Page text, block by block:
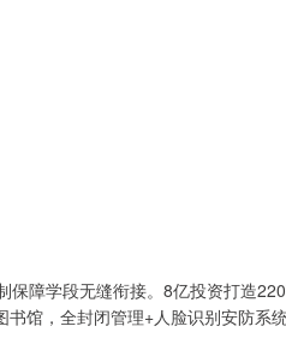
保障学段无缝衔接。8亿投资打造
馆，全封闭管理+人脸识别安防系